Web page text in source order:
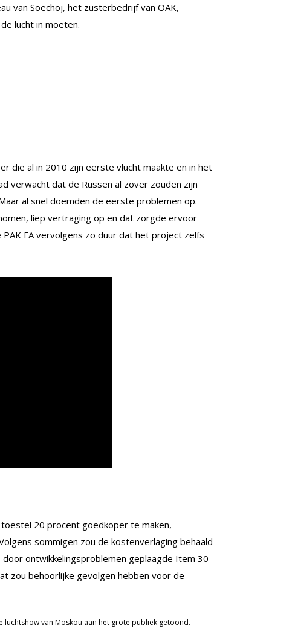
van Soechoj, het zusterbedrijf van OAK,
lucht in moeten.
die al in 2010 zijn eerste vlucht maakte en in het
verwacht dat de Russen al zover zouden zijn
al snel doemden de eerste problemen op.
liep vertraging op en dat zorgde ervoor
FA vervolgens zo duur dat het project zelfs
20 procent goedkoper te maken,
sommigen zou de kostenverlaging behaald
ontwikkelingsproblemen geplaagde Item 30-
zou behoorlijke gevolgen hebben voor de
luchtshow van Moskou aan het grote publiek getoond.